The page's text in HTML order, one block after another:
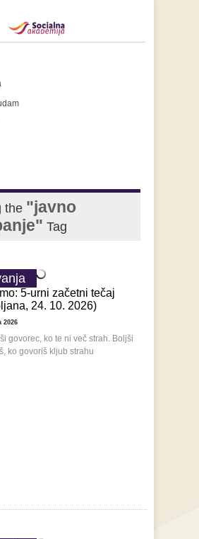
the "javno
Tag
5-urni začetni tečaj
24. 10. 2026)
2026
govorec, ko te ni več strah. Boljši
ko govoriš kljub strahu